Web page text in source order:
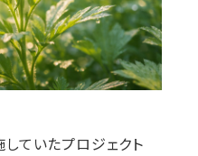
ていたプロジェクト